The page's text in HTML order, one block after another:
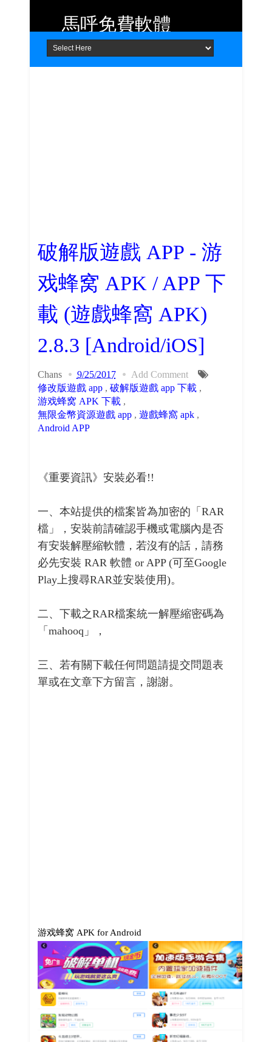
Home About Contact
馬呼免費軟體
提供 Android、iOS 好用的手機應用
程式及 Windows 免費軟體
破解版遊戲 APP - 游
戏蜂窝 APK / APP 下
載 (遊戲蜂窩 APK)
2.8.3 [Android/iOS]
Chans 9/25/2017
Add Comment
修改版遊戲 app, 破解版遊戲 app 下載,
游戏蜂窝 APK 下載,
無限金幣資源遊戲 app, 遊戲蜂窩 apk,
Android APP
《重要資訊》安裝必看!!
一、本站提供的檔案皆為加密的「RAR
檔」，安裝前請確認手機或電腦內是否
有安裝解壓縮軟體，若沒有的話，請務
必先安裝 RAR 軟體 or APP (可至Google
Play上搜尋RAR並安裝使用)。
二、下載之RAR檔案統一解壓縮密碼為
「mahooq」，
三、若有關下載任何問題請提交問題表
單或在文章下方留言，謝謝。
游戏蜂窝 APK for Android